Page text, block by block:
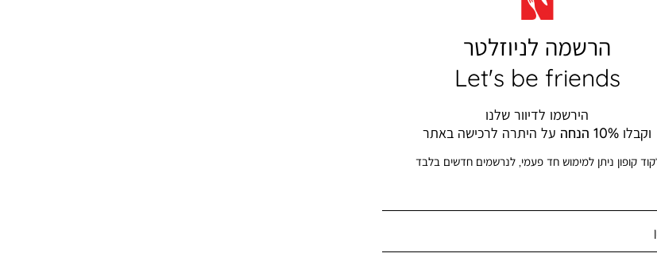
הרשמה לניוזלטר
Let's be friends
הירשמו לדיוור שלנו
וקבלו 10% הנחה על היתרה לרכישה באתר
קופון ניתן למימוש חד פעמי, לנרשמים חדשים בלבד